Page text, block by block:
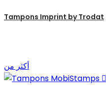
Tampons Imprint by Trodat
أكثر من
